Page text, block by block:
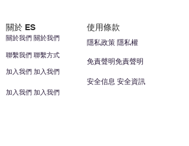
關於 ES 使用條款
聯繫我們 聯繫方式
加入我們 加入我們
關於我們 關於我們
加入我們 加入我們
安全信息 安全資訊
免責聲明免責聲明
隱私政策 隱私權